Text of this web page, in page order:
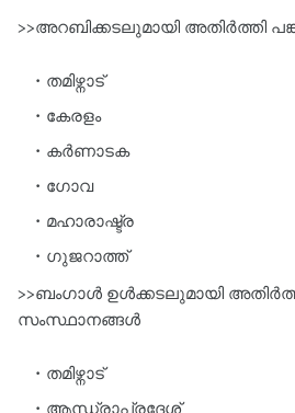
>>അറബിക്കടലുമായി അതിര്‍ത്തി
തമിഴ്നാട്‌
കേരളം
കര്‍ണാടക
ഗോവ
മഹാരാഷ്ട്ര
ഗുജറാത്ത്‌
>>ബംഗാള്‍ ഉള്‍ക്കടലുമായി
സംസ്ഥാനങ്ങള്‍
തമിഴ്നാട്‌
ആന്ധ്രാപ്രദേശ്‌